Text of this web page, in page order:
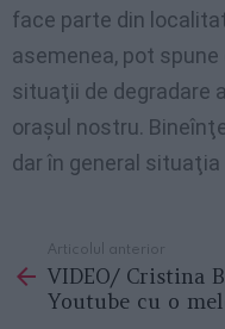
face parte din
asemenea, pot
situaţii de degradare
oraşul nostru.
dar în general situaţia
more
Articolul anterior
VIDEO/ Cristina
Youtube cu o